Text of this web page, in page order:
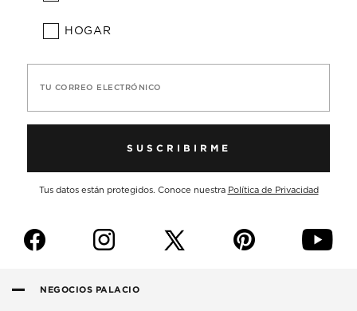
HOGAR
TU CORREO ELECTRÓNICO
SUSCRIBIRME
Tus datos están protegidos. Conoce nuestra Política de Privacidad
f i p y
NEGOCIOS PALACIO